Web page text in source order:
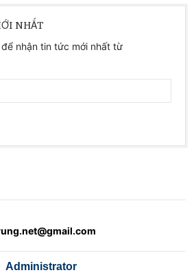
NHẤT
nhận tin tức mới nhất từ
Administrator